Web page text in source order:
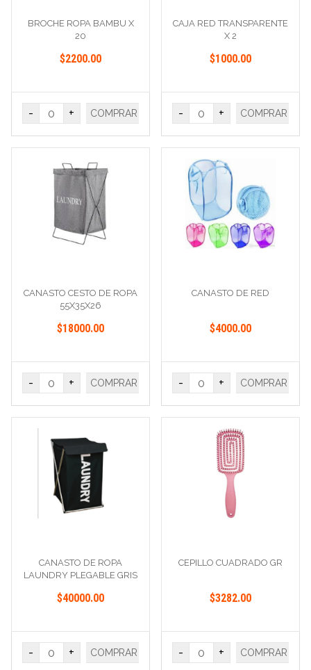
BROCHE ROPA BAMBU X
20
$2200.00
- + COMPRAR
CAJA RED TRANSPARENTE
X 2
$1000.00
- + COMPRAR
CANASTO CESTO DE ROPA
55X35X26
$18000.00
- + COMPRAR
CANASTO DE RED
$4000.00
- + COMPRAR
CANASTO DE ROPA
LAUNDRY PLEGABLE GRIS
$40000.00
- + COMPRAR
CEPILLO CUADRADO GR
$3282.00
- + COMPRAR